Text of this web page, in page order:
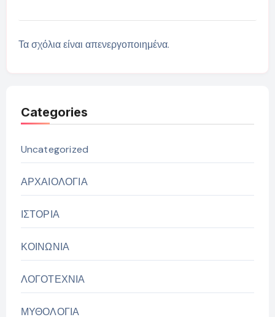
Τα σχόλια είναι απενεργοποιημένα.
Categories
Uncategorized
ΑΡΧΑΙΟΛΟΓΙΑ
ΙΣΤΟΡΙΑ
ΚΟΙΝΩΝΙΑ
ΛΟΓΟΤΕΧΝΙΑ
ΜΥΘΟΛΟΓΙΑ